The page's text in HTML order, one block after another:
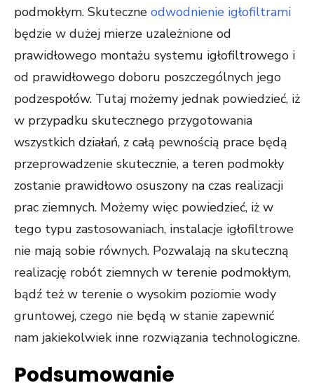
podmokłym. Skuteczne odwodnienie igłofiltrami
będzie w dużej mierze uzależnione od
prawidłowego montażu systemu igłofiltrowego i
od prawidłowego doboru poszczególnych jego
podzespołów. Tutaj możemy jednak powiedzieć, iż
w przypadku skutecznego przygotowania
wszystkich działań, z całą pewnością prace będą
przeprowadzenie skutecznie, a teren podmokły
zostanie prawidłowo osuszony na czas realizacji
prac ziemnych. Możemy więc powiedzieć, iż w
tego typu zastosowaniach, instalacje igłofiltrowe
nie mają sobie równych. Pozwalają na skuteczną
realizację robót ziemnych w terenie podmokłym,
bądź też w terenie o wysokim poziomie wody
gruntowej, czego nie będą w stanie zapewnić
nam jakiekolwiek inne rozwiązania technologiczne.
Podsumowanie